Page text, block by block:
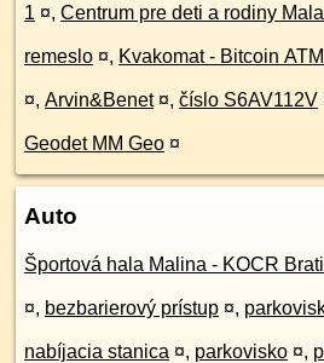
1 ¤, Centrum pre deti a rodiny
remeslo ¤, Kvakomat - Bitcoin
¤, Arvin&Benet ¤, číslo S6AV112V
Geodet MM Geo ¤
Auto
Športová hala Malina - KOCR
¤, bezbarierový prístup ¤,
nabíjacia stanica ¤, parkovisko ¤,